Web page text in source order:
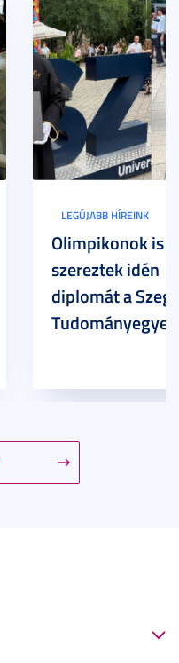
LEGÚJABB HÍREINK
Olimpikonok is
szereztek idén
diplomát a